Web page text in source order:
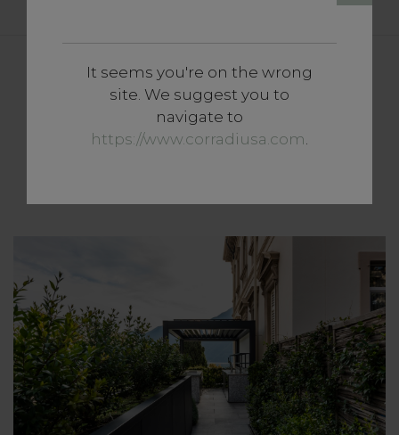
It seems you're on the wrong
site. We suggest you to
navigate to
https://www.corradiusa.com.
Approfondissements
L’outdoor du futur : pergolas
bioclimatiques, modèles